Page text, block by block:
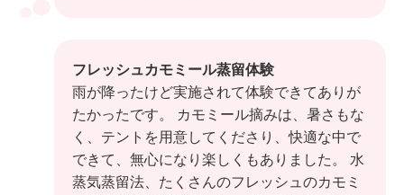
フレッシュカモミール蒸留体験
雨が降ったけど実施されて体験できてありが
たかったです。 カモミール摘みは、暑さもな
く、テントを用意してくださり、快適な中で
できて、無心になり楽しくもありました。 水
蒸気蒸留法、たくさんのフレッシュのカモミ